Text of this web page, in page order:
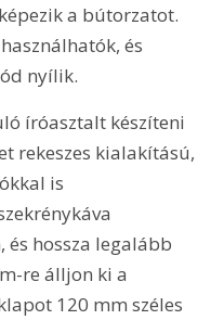
a bútorzatot.
és
nyílik.
íróasztalt készíteni
rekeszes kialakítású,
is
hossza legalább
re álljon ki a
120 mm széles